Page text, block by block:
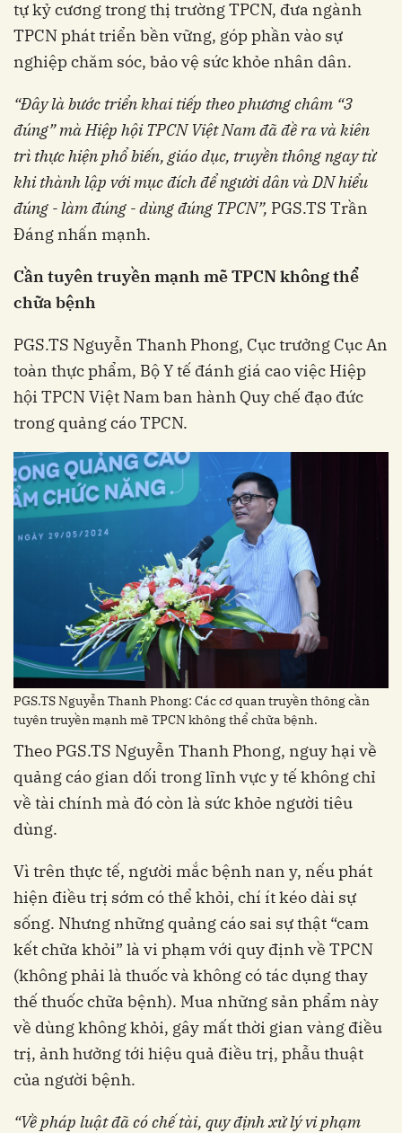
tự kỷ cương trong thị trường TPCN, đưa ngành
TPCN phát triển bền vững, góp phần vào sự
nghiệp chăm sóc, bảo vệ sức khỏe nhân dân.
“Đây là bước triển khai tiếp theo phương châm “3
đúng” mà Hiệp hội TPCN Việt Nam đã đề ra và kiên
trì thực hiện phổ biến, giáo dục, truyền thông ngay từ
khi thành lập với mục đích để người dân và DN hiểu
đúng - làm đúng - dùng đúng TPCN”, PGS.TS Trần
Đáng nhấn mạnh.
Cần tuyên truyền mạnh mẽ TPCN không thể
chữa bệnh
PGS.TS Nguyễn Thanh Phong, Cục trưởng Cục An
toàn thực phẩm, Bộ Y tế đánh giá cao việc Hiệp
hội TPCN Việt Nam ban hành Quy chế đạo đức
trong quảng cáo TPCN.
PGS.TS Nguyễn Thanh Phong: Các cơ quan truyền thông cần
tuyên truyền mạnh mẽ TPCN không thể chữa bệnh.
Theo PGS.TS Nguyễn Thanh Phong, nguy hại về
quảng cáo gian dối trong lĩnh vực y tế không chỉ
về tài chính mà đó còn là sức khỏe người tiêu
dùng.
Vì trên thực tế, người mắc bệnh nan y, nếu phát
hiện điều trị sớm có thể khỏi, chí ít kéo dài sự
sống. Nhưng những quảng cáo sai sự thật “cam
kết chữa khỏi” là vi phạm với quy định về TPCN
(không phải là thuốc và không có tác dụng thay
thế thuốc chữa bệnh). Mua những sản phẩm này
về dùng không khỏi, gây mất thời gian vàng điều
trị, ảnh hưởng tới hiệu quả điều trị, phẫu thuật
của người bệnh.
“Về pháp luật đã có chế tài, quy định xử lý vi phạm